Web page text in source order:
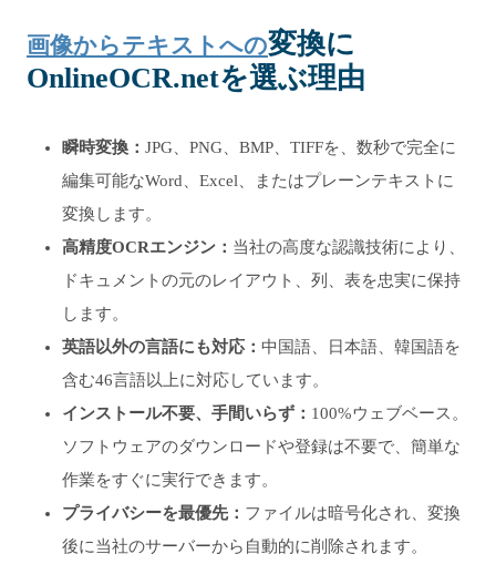
画像からテキストへの変換に
OnlineOCR.netを選ぶ理由
瞬時変換： JPG、PNG、BMP、TIFFを、数秒で完全に
編集可能なWord、Excel、またはプレーンテキストに
変換します。
高精度OCRエンジン： 当社の高度な認識技術により、
ドキュメントの元のレイアウト、列、表を忠実に保持
します。
英語以外の言語にも対応： 中国語、日本語、韓国語を
含む46言語以上に対応しています。
インストール不要、手間いらず： 100%ウェブベース。
ソフトウェアのダウンロードや登録は不要で、簡単な
作業をすぐに実行できます。
プライバシーを最優先： ファイルは暗号化され、変換
後に当社のサーバーから自動的に削除されます。